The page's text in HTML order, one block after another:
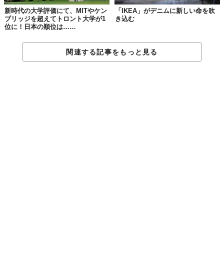
新時代の大学評価にて、MITやケン
ブリッジを超えてトロント大学が1
位に！日本の順位は……
「IKEA」がデニムに新しい命を吹
き込む
関連する記事をもっと見る